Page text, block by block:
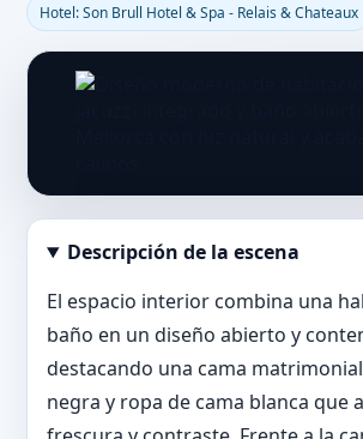
Hotel: Son Brull Hotel & Spa - Relais & Chateaux
Abrir imagen en tamaño
Descripción de la escena
El espacio interior combina una
baño en un diseño abierto y
destacando una cama
negra y ropa de cama blanca que